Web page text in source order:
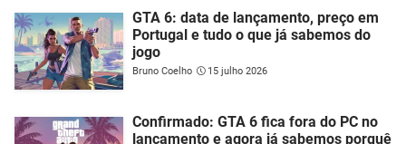
GTA 6: data de lançamento, preço em
Portugal e tudo o que já sabemos do
jogo
Bruno Coelho 15 julho 2026
Confirmado: GTA 6 fica fora do PC no
lançamento e agora já sabemos porquê